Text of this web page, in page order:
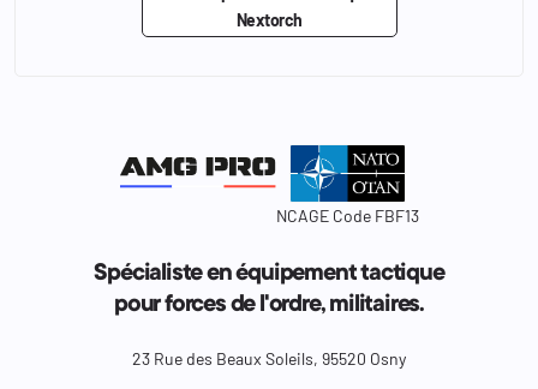
Nextorch
NCAGE Code FBF13
Spécialiste en équipement tactique
pour forces de l'ordre, militaires.
23 Rue des Beaux Soleils, 95520 Osny